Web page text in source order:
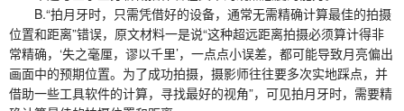
B.“拍月牙时，只需凭借好的设备，通常无需精确计算最佳的拍摄
位置和距离”错误，原文材料一是说“这种超远距离拍摄必须算计得非
常精确，‘失之毫厘，谬以千里’，一点点小误差，都可能导致月亮偏出
画面中的预期位置。为了成功拍摄，摄影师往往要多次实地踩点，并
借助一些工具软件的计算，寻找最好的视角”，可见拍月牙时，需要精